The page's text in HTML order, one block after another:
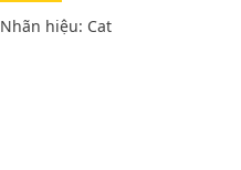
Nhãn hiệu: Cat